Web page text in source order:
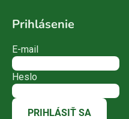
Prihlásenie
E-mail
Heslo
PRIHLÁSIŤ SA